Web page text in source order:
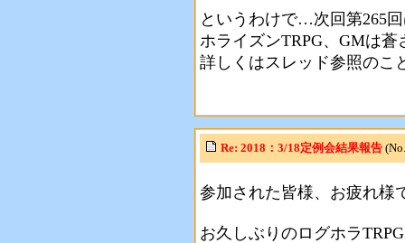
というわけで…次回第265
ホライズンTRPG、GMは
詳しくはスレッド参照のこ
Re: 2018：3/18定例会結果報告
参加された皆様、お疲れ様
お久しぶりのログホラ